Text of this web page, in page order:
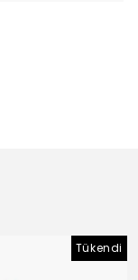
Tükendi